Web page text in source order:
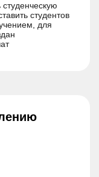
студенческую
студентов
для